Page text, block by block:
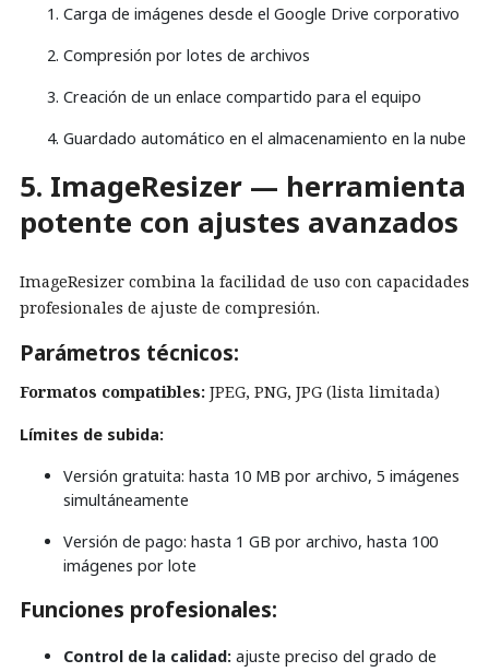
Carga de imágenes desde el Google Drive corporativo
Compresión por lotes de archivos
Creación de un enlace compartido para el equipo
Guardado automático en el almacenamiento en la nube
5. ImageResizer — herramienta
potente con ajustes avanzados
ImageResizer combina la facilidad de uso con capacidades
profesionales de ajuste de compresión.
Parámetros técnicos:
Formatos compatibles: JPEG, PNG, JPG (lista limitada)
Límites de subida:
Versión gratuita: hasta 10 MB por archivo, 5 imágenes
simultáneamente
Versión de pago: hasta 1 GB por archivo, hasta 100
imágenes por lote
Funciones profesionales:
Control de la calidad: ajuste preciso del grado de